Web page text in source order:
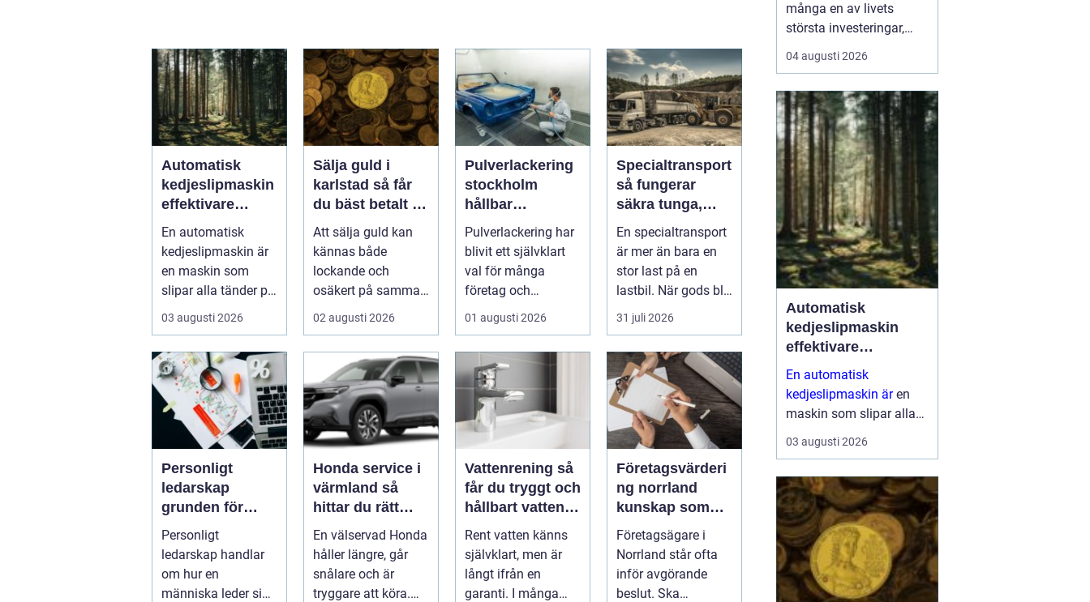
Automatisk
kedjeslipmaskin
effektivare
skogsarbete
med jämnare
resultat
En automatisk
kedjeslipmaskin är
en maskin som
slipar alla tänder på
en sågkedja utan
att användaren...
03 augusti 2026
Sälja guld i
karlstad så får
du bäst betalt på
ett tryggt sätt
Att sälja guld kan
kännas både
lockande och
osäkert på samma
gång. Många har
gamla smycken,
arvegods...
02 augusti 2026
Pulverlackering
stockholm
hållbar
ytbehandling för
industri och
privatpersoner
Pulverlackering har
blivit ett självklart
val för många
företag och
privatpersoner som
vill kombiner...
01 augusti 2026
Specialtransport
så fungerar
säkra tunga,
höga och breda
transporter
En specialtransport
är mer än bara en
stor last på en
lastbil. När gods blir
för tungt, för högt
ell...
31 juli 2026
Personligt
ledarskap
grunden för
hållbar
utveckling och
verklig
förändring
Personligt
ledarskap handlar
om hur en
människa leder sig
Honda service i
värmland så
hittar du rätt
verkstad för din
bil
En välservad Honda
håller längre, går
snålare och är
tryggare att köra.
Vattenrening så
får du tryggt och
hållbart vatten i
vardagen
Rent vatten känns
självklart, men är
långt ifrån en
garanti. I många
Företagsvärderi
ng norrland
kunskap som
skapar tryggare
affärer
Företagsägare i
Norrland står ofta
inför avgörande
beslut. Ska
många en av livets
största investeringar,
både känslomässigt och
ekonomiskt. Samtidigt
tomt, planlösning,
material,
entreprenadform och
energilösnin...
04 augusti 2026
Automatisk
kedjeslipmaskin
effektivare
skogsarbete med
jämnare resultat
En automatisk
kedjeslipmaskin ären
maskin som slipar alla
tänder på en sågkedja
utan att användaren
för hand. Maskinen
matar själv fram kedjan,
ställer in v...
03 augusti 2026